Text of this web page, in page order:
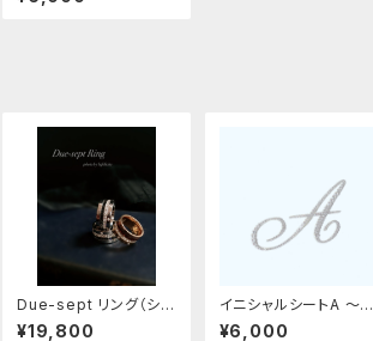
Due-sept リング（シル
バー）
¥19,800
イニシャルシートA 〜革
デコ用フィット〜
¥6,000